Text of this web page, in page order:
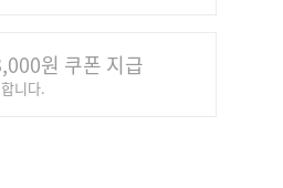
원 쿠폰 지급
니다.